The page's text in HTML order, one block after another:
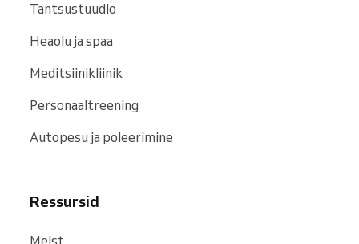
Tantsustuudio
Heaolu ja spaa
Meditsiinikliinik
Personaaltreening
Autopesu ja poleerimine
Ressursid